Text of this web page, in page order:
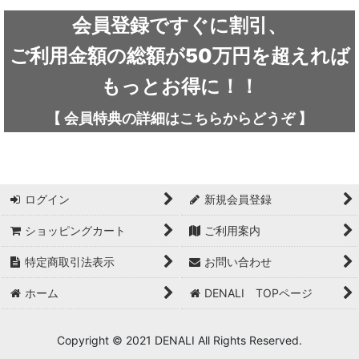
outdoor element / アウトドアエレメント
AKLIMA / アクリマ
adidas FIVE TEN / アディダス ファイブテン
Atlas / アトラス
ARAI TENT(RIPEN) / アライテント(ライペン)
UNPARALLEL / アンパラレル
会員登録ですぐに割引、
ご利用金額の総額が50万円を超えれば
もっとお得に！！
【 会員特典の詳細はこちらから どうぞ】
ログイン 新規会員登録
ショッピングカート ご利用案内
特定商取引法表示 お問い合わせ
ホーム DENALI TOPページ
Copyright © 2021 DENALI All Rights Reserved.